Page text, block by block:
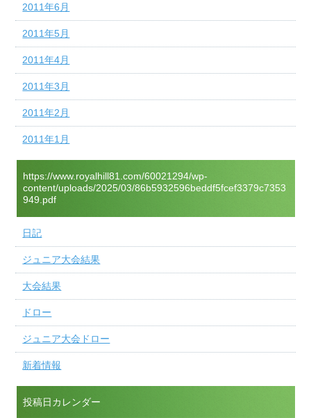
2011年6月
2011年5月
2011年4月
2011年3月
2011年2月
2011年1月
https://www.royalhill81.com/60021294/wp-
content/uploads/2025/03/86b5932596beddf5fcef3379c7353
949.pdf
日記
ジュニア大会結果
大会結果
ドロー
ジュニア大会ドロー
新着情報
投稿日カレンダー